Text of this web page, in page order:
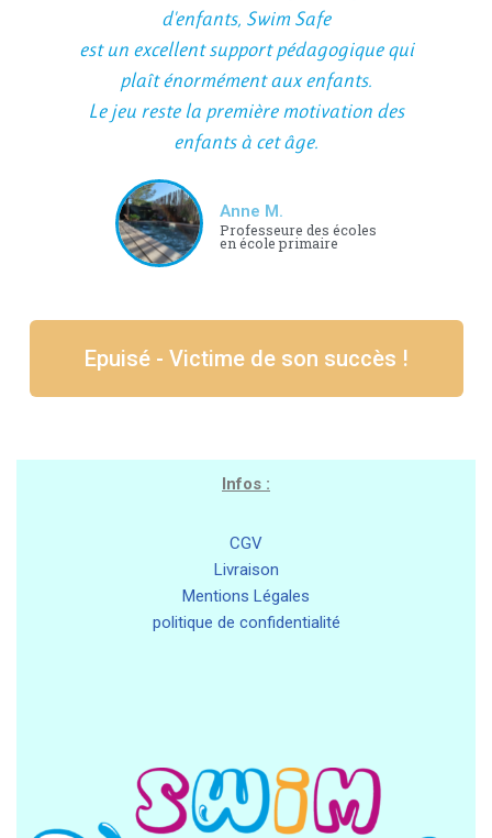
d'enfants, Swim Safe
est un excellent support pédagogique qui
plaît énormément aux enfants.
Le jeu reste la première motivation des
enfants à cet âge.
Anne M.
Professeure des écoles
en école primaire
Epuisé - Victime de son succès !
Infos :
CGV
Livraison
Mentions Légales
politique de confidentialité